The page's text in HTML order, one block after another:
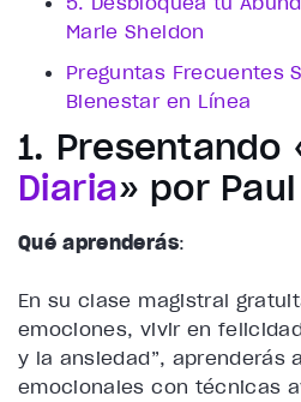
Marie Sheldon
Preguntas Frecuentes
Bienestar en Línea
1. Presentando
Diaria» por
Qué aprenderás:
En su clase magistral
emociones, vivir en
y la ansiedad”, aprenderás
emocionales con técnicas